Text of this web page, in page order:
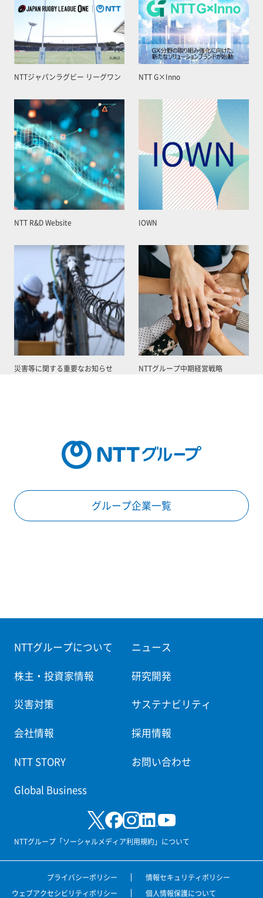
NTTジャパンラグビー リーグワン NTT G×Inno
NTT R&D Website IOWN
災害等に関する重要なお知らせ NTTグループ中期経営戦略
グループ企業一覧
NTTグループについて ニュース
株主・投資家情報 研究開発
災害対策 サステナビリティ
会社情報 採用情報
NTT STORY お問い合わせ
Global Business
NTTグループ「ソーシャルメディア利用規約」について
プライバシーポリシー
情報セキュリティポリシー
ウェブアクセシビリティポリシー
個人情報保護について